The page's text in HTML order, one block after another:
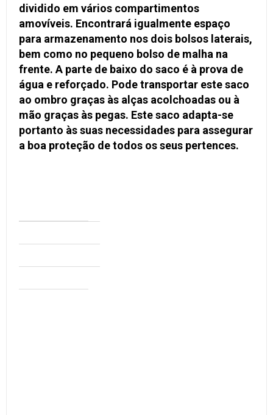
dividido em vários compartimentos
amovíveis. Encontrará igualmente espaço
para armazenamento nos dois bolsos laterais,
bem como no pequeno bolso de malha na
frente. A parte de baixo do saco é à prova de
água e reforçado. Pode transportar este saco
ao ombro graças às alças acolchoadas ou à
mão graças às pegas. Este saco adapta-se
portanto às suas necessidades para assegurar
a boa proteção de todos os seus pertences.